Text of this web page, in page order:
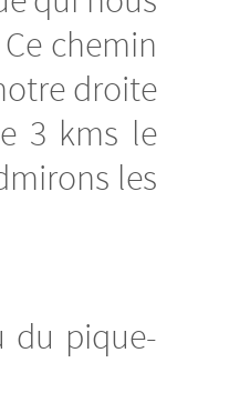
chemin
droite
3 kms le
les
du pique-